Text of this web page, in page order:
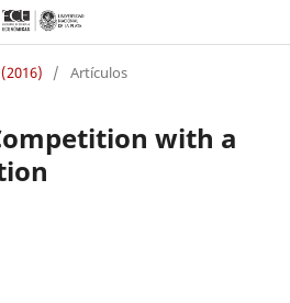
/ Artículos
with a